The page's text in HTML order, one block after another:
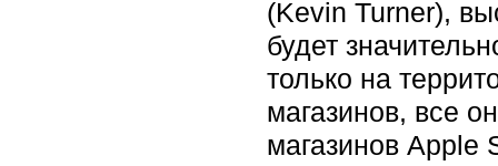
(Kevin Turner),
будет
только на
магазинов, все
магазинов Apple